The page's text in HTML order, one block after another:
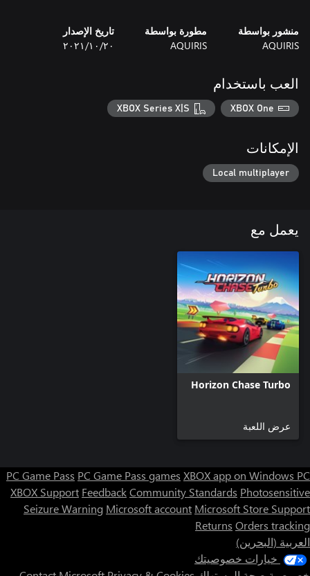
منشور بواسطة
AQUIRIS
مطورة بواسطة
AQUIRIS
تاريخ الإصدار
٢٠‏/١٠‏/٢٠٢١
العب باستخدام
XBOX One
XBOX Series X|S
الإمكانات
Local multiplayer
يعمل مع
Horizon Chase Turbo
عرض اللعبة
PC Game Pass PC Game Pass games XBOX app on Windows PC
XBOX Support FeedbackCommunity Standards Photosensitive
Seizure Warning Microsoft account Microsoft Store Support
Returns Orders tracking
العربية (البحرين)
خيارات خصوصيتك